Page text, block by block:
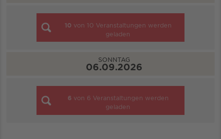
10 von 10 Veranstaltungen werden
geladen
SONNTAG
06.09.2026
6 von 6 Veranstaltungen werden
geladen